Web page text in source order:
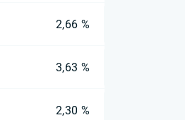
2,66 %
3,63 %
2,30 %